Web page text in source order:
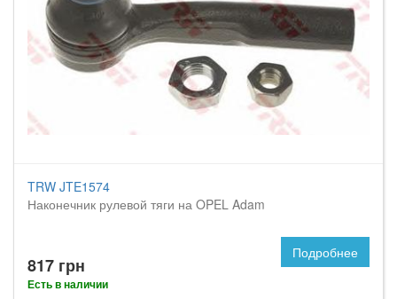
TRW JTE1574
Наконечник рулевой тяги на OPEL Adam
817 грн
Есть в наличии
Подробнее